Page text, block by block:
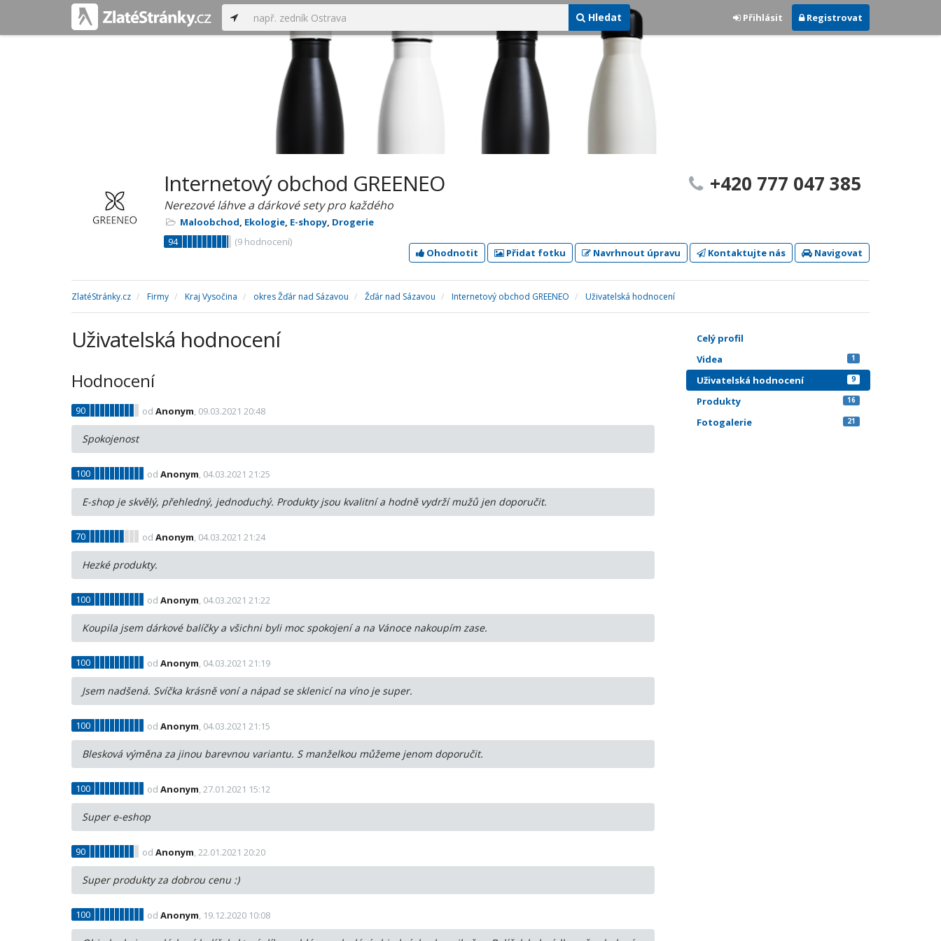
Hledat Přihlásit Registrovat
Internetový obchod GREENEO
Nerezové láhve a dárkové sety pro každého
Maloobchod, Ekologie, E-shopy, Drogerie
94
(9 hodnocení)
+420 777 047 385
Ohodnotit Přidat fotku Navrhnout úpravu Kontaktujte nás Navigovat
ZlatéStránky.cz Firmy Kraj Vysočina okres Žďár nad Sázavou Žďár nad Sázavou Internetový obchod GREENEO Uživatelská hodnocení
Uživatelská hodnocení
Hodnocení
90 od Anonym, 09.03.2021 20:48
Spokojenost
100 od Anonym, 04.03.2021 21:25
E-shop je skvělý, přehledný, jednoduchý. Produkty jsou kvalitní a hodně vydrží mužů jen doporučit.
70 od Anonym, 04.03.2021 21:24
Hezké produkty.
100 od Anonym, 04.03.2021 21:22
Koupila jsem dárkové balíčky a všichni byli moc spokojení a na Vánoce nakoupím zase.
100 od Anonym, 04.03.2021 21:19
Jsem nadšená. Svíčka krásně voní a nápad se sklenicí na víno je super.
100 od Anonym, 04.03.2021 21:15
Blesková výměna za jinou barevnou variantu. S manželkou můžeme jenom doporučit.
100 od Anonym, 27.01.2021 15:12
Super e-eshop
90 od Anonym, 22.01.2021 20:20
Super produkty za dobrou cenu :)
100 od Anonym, 19.12.2020 10:08
Celý profil
Videa
1
Uživatelská hodnocení 9
Produkty 16
Fotogalerie 21